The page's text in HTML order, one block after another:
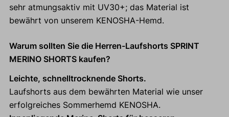
sehr atmungsaktiv mit UV30+; das Material ist
bewährt von unserem KENOSHA-Hemd.
Warum sollten Sie die Herren-Laufshorts SPRINT
MERINO SHORTS kaufen?
Leichte, schnelltrocknende Shorts.
Laufshorts aus dem bewährten Material wie unser
erfolgreiches Sommerhemd KENOSHA.